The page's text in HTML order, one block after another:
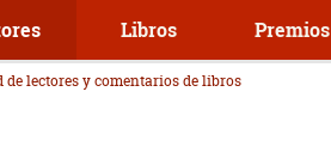
Libros Premios
lectores y comentarios de libros